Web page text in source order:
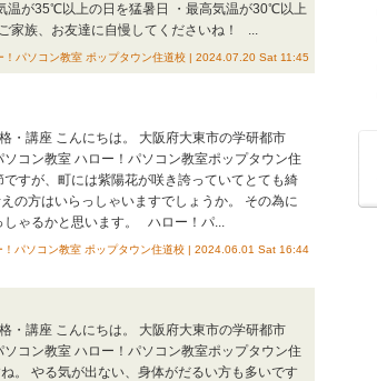
温が35℃以上の日を猛暑日 ・最高気温が30℃以上
家族、お友達に自慢してくださいね！ ...
！パソコン教室 ポップタウン住道校 | 2024.07.20 Sat 11:45
・講座 こんにちは。 大阪府大東市の学研都市
コン教室 ハロー！パソコン教室ポップタウン住
すが、町には紫陽花が咲き誇っていてとても綺
の方はいらっしゃいますでしょうか。 その為に
しゃるかと思います。 ハロー！パ...
！パソコン教室 ポップタウン住道校 | 2024.06.01 Sat 16:44
・講座 こんにちは。 大阪府大東市の学研都市
コン教室 ハロー！パソコン教室ポップタウン住
。 やる気が出ない、身体がだるい方も多いです